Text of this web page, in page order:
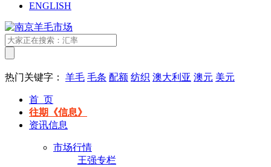
ENGLISH
热门关键字： 羊毛 毛条 配额 纺织 澳大利亚 澳元 美元
首 页
往期《信息》
资讯信息
市场行情
王强专栏